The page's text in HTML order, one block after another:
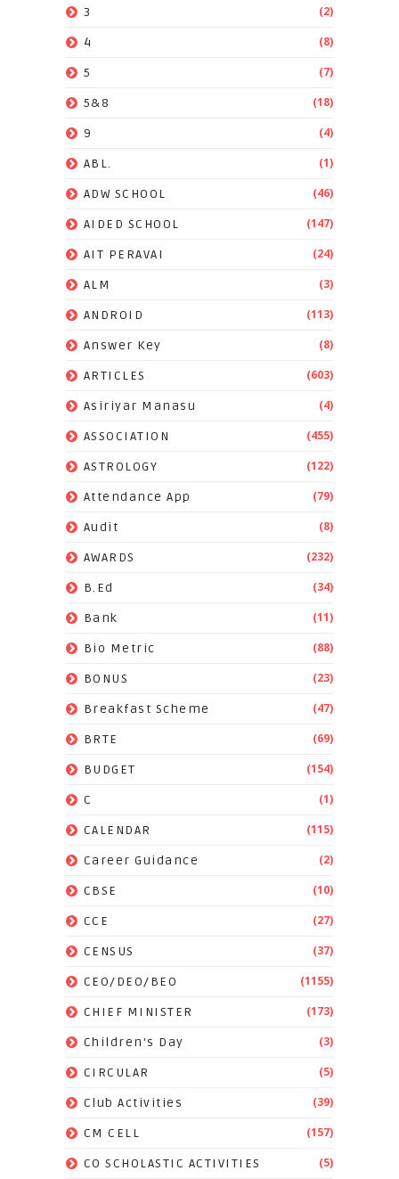
3 (2)
4 (8)
5 (7)
5&8 (18)
9 (4)
ABL. (1)
ADW SCHOOL (46)
AIDED SCHOOL (147)
AIT PERAVAI (24)
ALM (3)
ANDROID (113)
Answer Key (8)
ARTICLES (603)
Asiriyar Manasu (4)
ASSOCIATION (455)
ASTROLOGY (122)
Attendance App (79)
Audit (8)
AWARDS (232)
B.Ed (34)
Bank (11)
Bio Metric (88)
BONUS (23)
Breakfast Scheme (47)
BRTE (69)
BUDGET (154)
C (1)
CALENDAR (115)
Career Guidance (2)
CBSE (10)
CCE (27)
CENSUS (37)
CEO/DEO/BEO (1155)
CHIEF MINISTER (173)
Children's Day (3)
CIRCULAR (5)
Club Activities (39)
CM CELL (157)
CO SCHOLASTIC ACTIVITIES (5)